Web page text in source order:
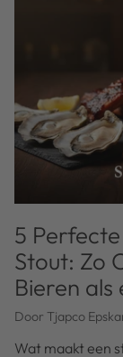
5
Stout: Zo
Bieren als
Door Tjapco
Wat maakt een